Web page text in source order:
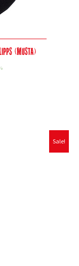
(musta)
Sale!